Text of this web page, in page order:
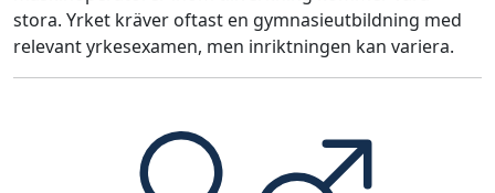
stora. Yrket kräver oftast en gymnasieutbildning med
relevant yrkesexamen, men inriktningen kan variera.